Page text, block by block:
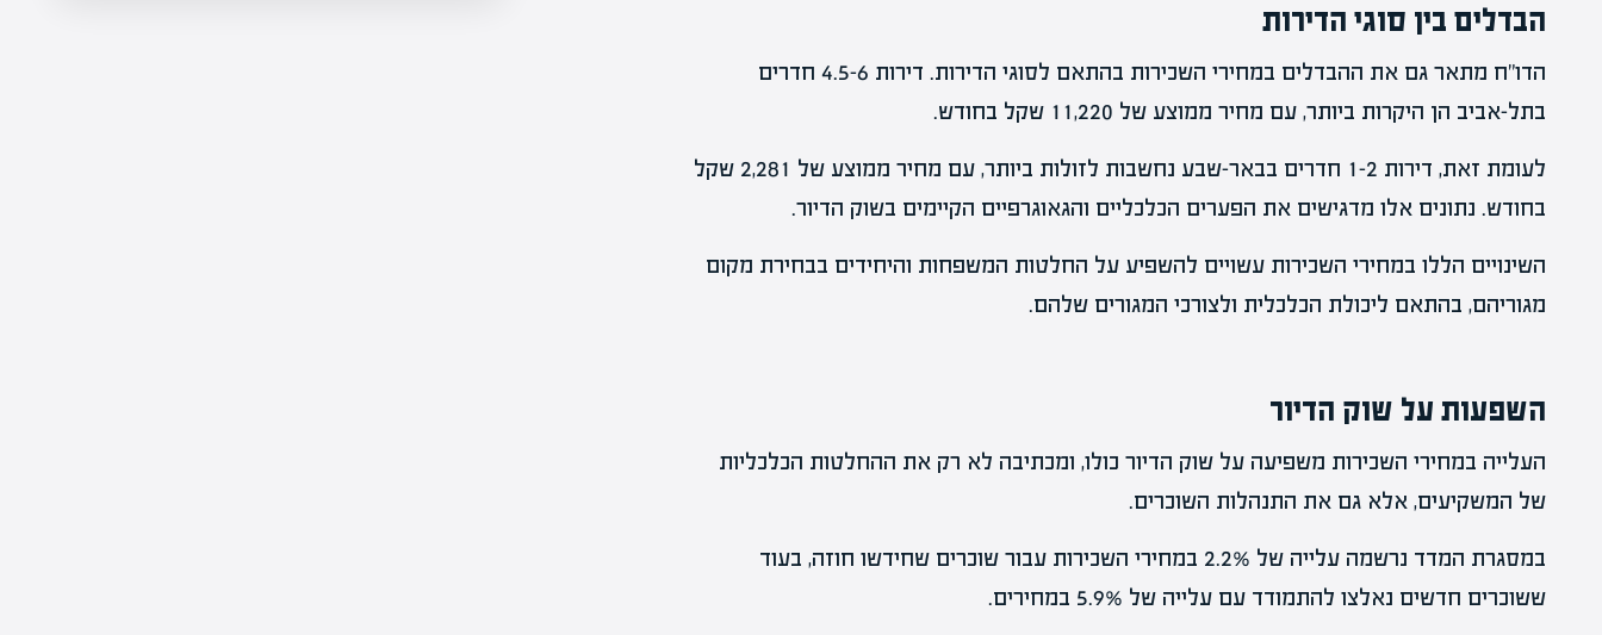
הבדלים בין סוגי הדירות
הדו"ח מתאר גם את ההבדלים במחירי השכירות בהתאם לסוגי הדירות. דירות 4.5-6 חדרים
בתל-אביב הן היקרות ביותר, עם מחיר ממוצע של 11,220 שקל בחודש.
לעומת זאת, דירות 1-2 חדרים בבאר-שבע נחשבות לזולות ביותר, עם מחיר ממוצע של 2,281 שקל
בחודש. נתונים אלו מדגישים את הפערים הכלכליים והגאוגרפיים הקיימים בשוק הדיור.
השינויים הללו במחירי השכירות עשויים להשפיע על החלטות המשפחות והיחידים בבחירת מקום
מגוריהם, בהתאם ליכולת הכלכלית ולצורכי המגורים שלהם.
השפעות על שוק הדיור
העלייה במחירי השכירות משפיעה על שוק הדיור כולו, ומכתיבה לא רק את ההחלטות הכלכליות
של המשקיעים, אלא גם את התנהלות השוכרים.
במסגרת המדד נרשמה עלייה של 2.2% במחירי השכירות עבור שוכרים שחידשו חוזה, בעוד
ששוכרים חדשים נאלצו להתמודד עם עלייה של 5.9% במחירים.